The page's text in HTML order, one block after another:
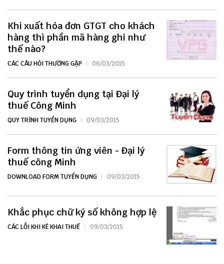
Khi xuất hóa đơn GTGT cho khách
hàng thì phần mã hàng ghi như
thế nào?
CÁC CÂU HỎI THƯỜNG GẶP 06/03/2015
Quy trình tuyển dụng tại Đại lý
thuế Công Minh
QUY TRÌNH TUYỂN DỤNG 09/03/2015
Form thông tin ứng viên - Đại lý
thuế công Minh
DOWNLOAD FORM TUYỂN DỤNG 09/03/2015
Khắc phục chữ ký số không hợp lệ
CÁC LỖI KHI KÊ KHAI THUẾ 09/03/2015